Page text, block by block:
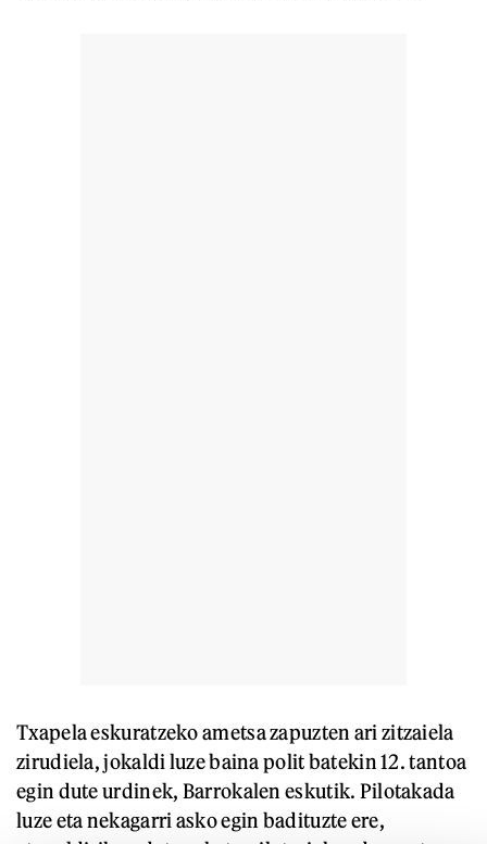
Txapela eskuratzeko ametsa zapuzten ari zitzaiela
zirudiela, jokaldi luze baina polit batekin 12. tantoa
egin dute urdinek, Barrokalen eskutik. Pilotakada
luze eta nekagarri asko egin badituzte ere,